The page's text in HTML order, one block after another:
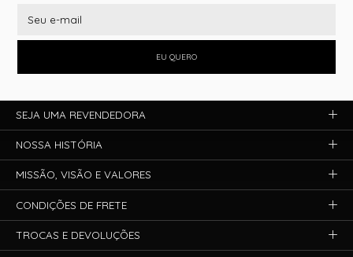
EU QUERO
SEJA UMA REVENDEDORA
NOSSA HISTÓRIA
MISSÃO, VISÃO E VALORES
CONDIÇÕES DE FRETE
TROCAS E DEVOLUÇÕES